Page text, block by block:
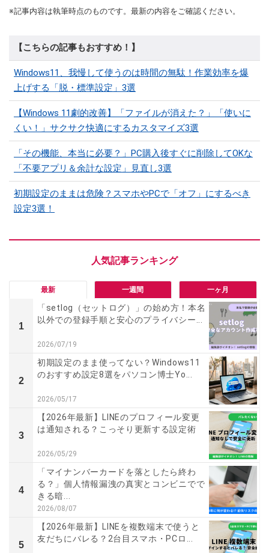
※記事内容は執筆時点のものです。最新の内容をご確認ください。
【こちらの記事もおすすめ！】
Windows11、我慢して使うのは時間の無駄！作業効率を爆
上げする「脱・標準設定」3選
【Windows 11劇的改善】「ファイルが消えた？」「使いに
くい！」サクサク快適にするカスタマイズ3選
「その機能、本当に必要？」PC購入後すぐに削除してOKな
「不要アプリ＆余計な設定」見直し3選
初期設定のままは危険？スマホやPCで「オフ」にするべき
設定3選！
最新 一週間 一ヶ月
1
「setlog（セットログ）」の始め方！本名
以外での登録手順と安心のプライバシー...
2026/07/19
2
初期設定のまま使ってない？Windows11
のおすすめ設定8選をパソコン博士Yo...
2026/05/17
3
【2026年最新】LINEのプロフィール変更
は通知される？こっそり更新する設定術
2026/05/29
4
「マイナンバーカードを落としたら終わ
る？」個人情報漏洩の真実とコンビニでで
きる暗...
2026/08/07
5
【2026年最新】LINEを複数端末で使うと
友だちにバレる？2台目スマホ・PCロ...